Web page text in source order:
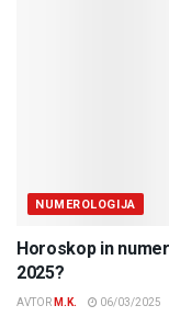
NUMEROLOGIJA
Horoskop in
2025?
AVTOR M.K. 06/03/2025